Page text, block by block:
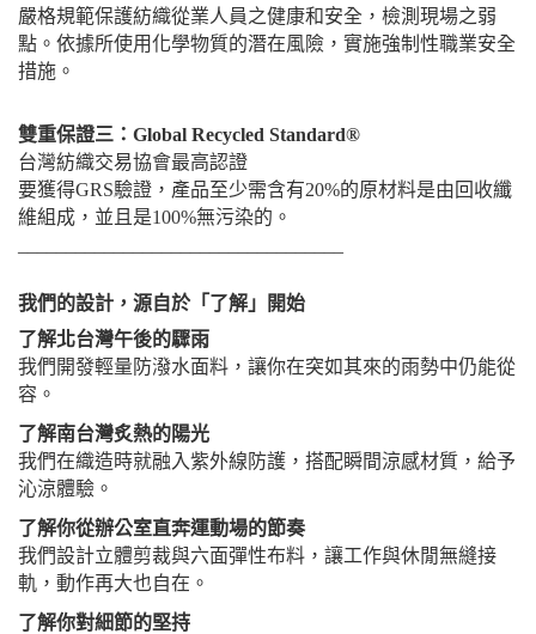
嚴格規範保護紡織從業人員之健康和安全，檢測現場之弱
點。依據所使用化學物質的潛在風險，實施強制性職業安全
措施。
雙重保證三：Global Recycled Standard®
台灣紡織交易協會最高認證
要獲得GRS驗證，產品至少需含有20%的原材料是由回收纖
維組成，並且是100%無污染的。
我們的設計，源自於「了解」開始
了解北台灣午後的驟雨
我們開發輕量防潑水面料，讓你在突如其來的雨勢中仍能從
容。
了解南台灣炙熱的陽光
我們在織造時就融入紫外線防護，搭配瞬間涼感材質，給予
沁涼體驗。
了解你從辦公室直奔運動場的節奏
我們設計立體剪裁與六面彈性布料，讓工作與休閒無縫接
軌，動作再大也自在。
了解你對細節的堅持